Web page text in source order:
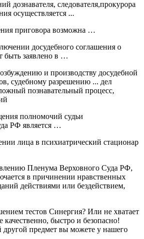
дознавателя, следователя,прокурора
осуществляется ...
приговора возможна …
досудебного соглашения о
быть заявлено в …
и производству досудебной
судебному разрешению ... дел
познавательный процесс,
полномочий судьи
РФ является …
лица в психиатрический стационар
Пленума Верховного Суда РФ,
в причинении нравственных
действиями или бездействием,
тестов Синергия? Или не хватает
быстро и безопасно!
другой предмет вы можете у нашего